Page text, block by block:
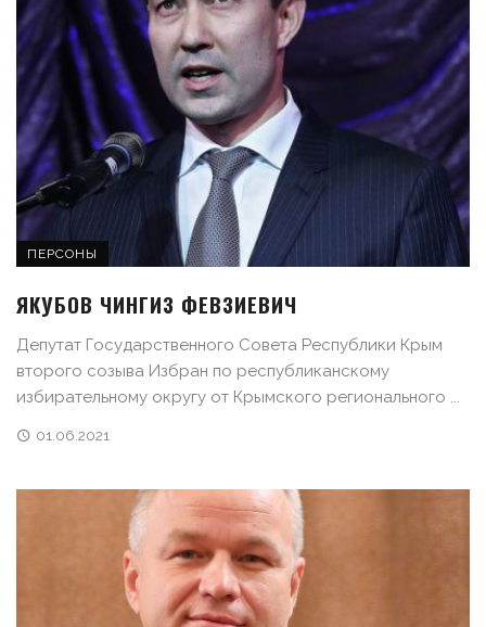
ПЕРСОНЫ
ЯКУБОВ ЧИНГИЗ ФЕВЗИЕВИЧ
Депутат Государственного Совета Республики Крым
второго созыва Избран по республиканскому
избирательному округу от Крымского регионального ...
01.06.2021